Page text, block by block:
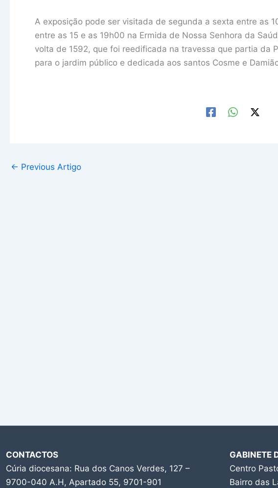
A exposição pode ser visitada de segunda a sexta entre as
entre as 15 e as 19h00 na Ermida de Nossa Senhora da
volta de 1592, que foi reedificada na travessa que partia da
para o jardim público e dedicada aos santos Cosme e
← Previous Artigo
CONTACTOS
Cúria diocesana: Rua dos Canos Verdes, 127 –
9700-040 A.H, Apartado 55, 9701-901
GABINETE
Centro
Bairro das